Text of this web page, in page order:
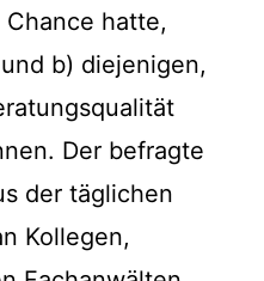
hatte,
b) diejenigen,
Der befragte
der täglichen
Kollegen,